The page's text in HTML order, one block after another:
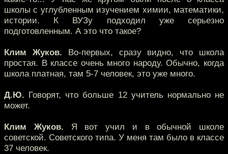
школы с углубленным изучением химии, математики,
истории. К ВУЗу подходил уже серьезно
подготовленным. А это что такое?
Клим Жуков. Во-первых, сразу видно, что школа
простая. В классе очень много народу. Обычно, когда
школа платная, там 5-7 человек, это уже много.
Д.Ю. Говорят, что больше 12 учитель нормально не
может.
Клим Жуков. Я вот учил и в обычной школе
советской. Советского типа. У меня там было в классе
37 человек.